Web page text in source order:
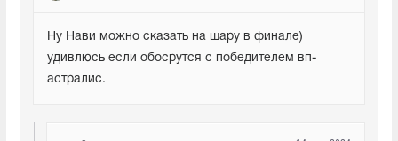
Ну Нави можно сказать на шару в финале)
удивлюсь если обосрутся с победителем вп-
астралис.